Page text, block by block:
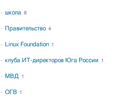
школа 8
Правительство 4
Linux Foundation 1
клуба ИТ-директоров Юга России 1
МВД 1
ОГВ 1